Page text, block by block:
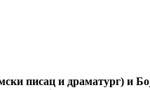
писац и драматург) и